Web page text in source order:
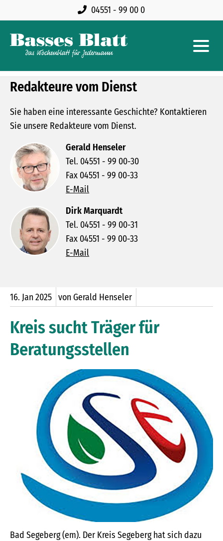
04551 - 99 00 0
Redakteure vom Dienst
Sie haben eine interessante Geschichte? Kontaktieren
Sie unsere Redakteure vom Dienst.
Gerald Henseler
Tel. 04551 - 99 00-30
Fax 04551 - 99 00-33
E-Mail
Dirk Marquardt
Tel. 04551 - 99 00-31
Fax 04551 - 99 00-33
E-Mail
16. Jan2025 von Gerald Henseler
Kreis sucht Träger für
Beratungsstellen
Bad Segeberg (em). Der Kreis Segeberg hat sich dazu